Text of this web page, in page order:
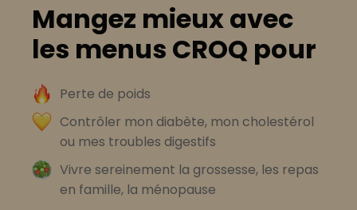
Mangez mieux avec
les menus CROQ pour
Perte de poids
Contrôler mon diabète, mon cholestérol
ou mes troubles digestifs
Vivre sereinement la grossesse, les repas
en famille, la ménopause